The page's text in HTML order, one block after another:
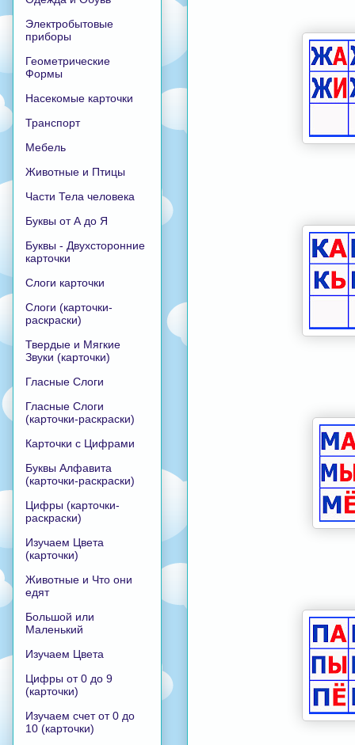
Электробытовые
приборы
Геометрические
Формы
Насекомые карточки
Транспорт
Мебель
Животные и Птицы
Части Тела человека
Буквы от А до Я
Буквы - Двухсторонние
карточки
Слоги карточки
Слоги (карточки-
раскраски)
Твердые и Мягкие
Звуки (карточки)
Гласные Слоги
Гласные Слоги
(карточки-раскраски)
Карточки с Цифрами
Буквы Алфавита
(карточки-раскраски)
Цифры (карточки-
раскраски)
Изучаем Цвета
(карточки)
Животные и Что они
едят
Большой или
Маленький
Изучаем Цвета
Цифры от 0 до 9
(карточки)
Изучаем счет от 0 до
10 (карточки)